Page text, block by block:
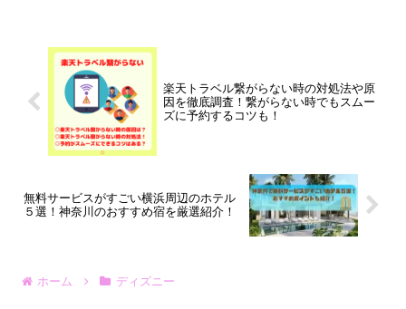
楽天トラベル繋がらない時の対処法や原
因を徹底調査！繋がらない時でもスムー
ズに予約するコツも！
無料サービスがすごい横浜周辺のホテル
５選！神奈川のおすすめ宿を厳選紹介！
ホーム ディズニー